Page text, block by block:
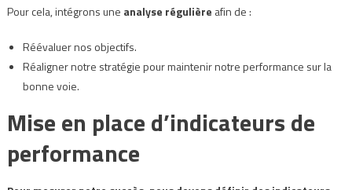
Pour cela, intégrons une analyse régulière afin de :
Réévaluer nos objectifs.
Réaligner notre stratégie pour maintenir notre performance sur la
bonne voie.
Mise en place d’indicateurs de
performance